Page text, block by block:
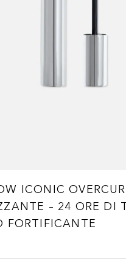
ICONIC
– 24 ORE DI
FORTIFICANTE